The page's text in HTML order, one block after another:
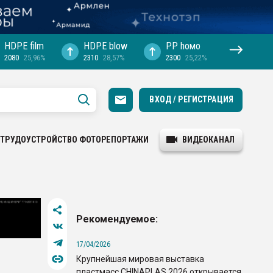
HDPE film
2080 25,96%
HDPE blow
2310 28,57%
PP hомо
2300 25,22%
ВХОД / РЕГИСТРАЦИЯ
ТРУДОУСТРОЙСТВО ФОТОРЕПОРТАЖИ ВИДЕОКАНАЛ
Рекомендуемое:
17/04/2026
Крупнейшая мировая выставка